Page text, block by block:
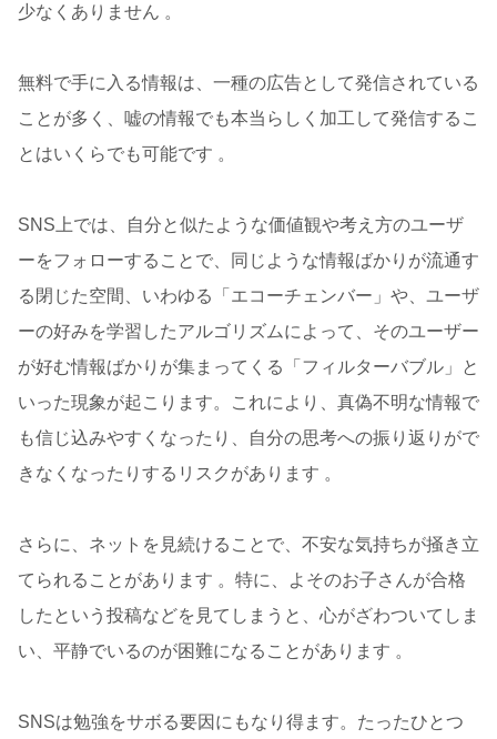
少なくありません 。
無料で手に入る情報は、一種の広告として発信されている
ことが多く、嘘の情報でも本当らしく加工して発信するこ
とはいくらでも可能です 。
SNS上では、自分と似たような価値観や考え方のユーザ
ーをフォローすることで、同じような情報ばかりが流通す
る閉じた空間、いわゆる「エコーチェンバー」や、ユーザ
ーの好みを学習したアルゴリズムによって、そのユーザー
が好む情報ばかりが集まってくる「フィルターバブル」と
いった現象が起こります。これにより、真偽不明な情報で
も信じ込みやすくなったり、自分の思考への振り返りがで
きなくなったりするリスクがあります 。
さらに、ネットを見続けることで、不安な気持ちが掻き立
てられることがあります 。特に、よそのお子さんが合格
したという投稿などを見てしまうと、心がざわついてしま
い、平静でいるのが困難になることがあります 。
SNSは勉強をサボる要因にもなり得ます。たったひとつ